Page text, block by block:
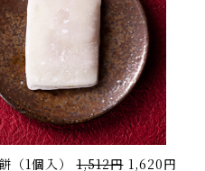
（1個入）1,512円1,620円